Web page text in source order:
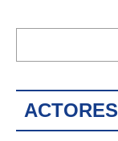
ACTORES